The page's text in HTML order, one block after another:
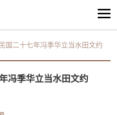
国二十七年冯季华立当水田文约
冯季华立当水田文约